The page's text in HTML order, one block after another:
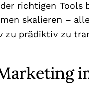
richtigen
skalieren –
zu prädiktiv zu